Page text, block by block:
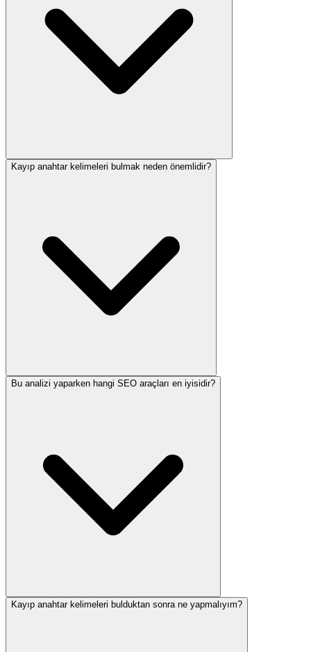
Kayıp anahtar kelimeleri bulmak neden önemlidir?
Bu analizi yaparken hangi SEO araçları en iyisidir?
Kayıp anahtar kelimeleri bulduktan sonra ne yapmalıyım?